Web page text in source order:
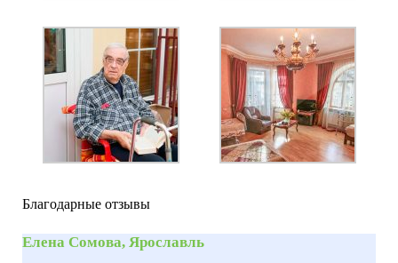
Благодарные отзывы
Елена Сомова, Ярославль